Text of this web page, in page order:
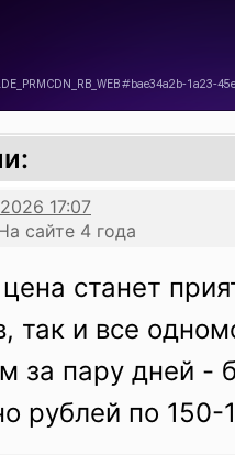
сайте 4 года
станет
так и все
за пару дней -
рублей по 150-